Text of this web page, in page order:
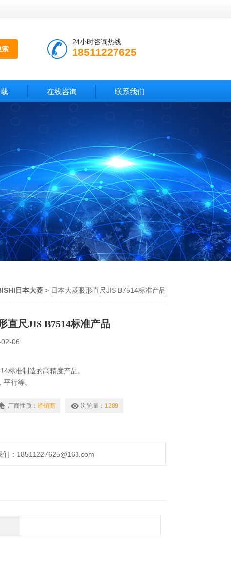
24小时咨询热线
18511227625
在线咨询 联系我们
日本大菱 > 日本大菱眼形直尺JIS B7514标准产品
直尺JIS B7514标准产品
06
标准制造的高精度产品。
行等。
的手柄长孔，便于握持。
厂商性质： 经销商 浏览量： 1289
们：18511227625@163.com